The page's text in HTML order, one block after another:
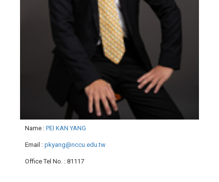
Name : PEI KAN YANG
Email : pkyang@nccu.edu.tw
Office Tel No. : 81117